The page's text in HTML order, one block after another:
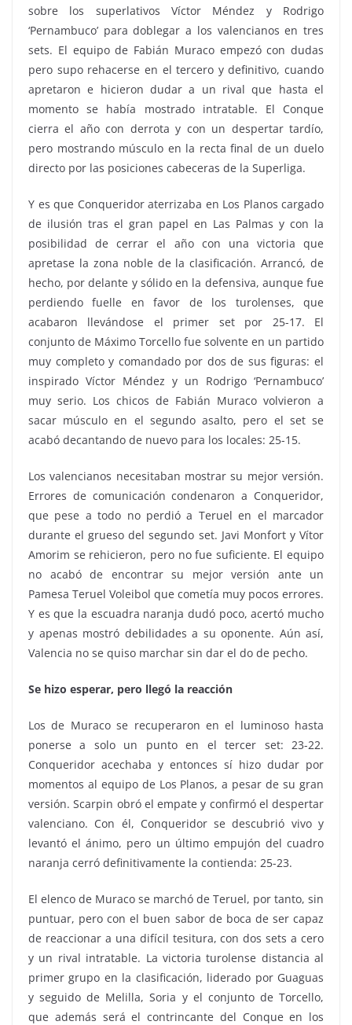
sobre los superlativos Víctor Méndez y Rodrigo
‘Pernambuco’ para doblegar a los valencianos en tres
sets. El equipo de Fabián Muraco empezó con dudas
pero supo rehacerse en el tercero y definitivo, cuando
apretaron e hicieron dudar a un rival que hasta el
momento se había mostrado intratable. El Conque
cierra el año con derrota y con un despertar tardío,
pero mostrando músculo en la recta final de un duelo
directo por las posiciones cabeceras de la Superliga.
Y es que Conqueridor aterrizaba en Los Planos cargado
de ilusión tras el gran papel en Las Palmas y con la
posibilidad de cerrar el año con una victoria que
apretase la zona noble de la clasificación. Arrancó, de
hecho, por delante y sólido en la defensiva, aunque fue
perdiendo fuelle en favor de los turolenses, que
acabaron llevándose el primer set por 25-17. El
conjunto de Máximo Torcello fue solvente en un partido
muy completo y comandado por dos de sus figuras: el
inspirado Víctor Méndez y un Rodrigo ‘Pernambuco’
muy serio. Los chicos de Fabián Muraco volvieron a
sacar músculo en el segundo asalto, pero el set se
acabó decantando de nuevo para los locales: 25-15.
Los valencianos necesitaban mostrar su mejor versión.
Errores de comunicación condenaron a Conqueridor,
que pese a todo no perdió a Teruel en el marcador
durante el grueso del segundo set. Javi Monfort y Vítor
Amorim se rehicieron, pero no fue suficiente. El equipo
no acabó de encontrar su mejor versión ante un
Pamesa Teruel Voleibol que cometía muy pocos errores.
Y es que la escuadra naranja dudó poco, acertó mucho
y apenas mostró debilidades a su oponente. Aún así,
Valencia no se quiso marchar sin dar el do de pecho.
Se hizo esperar, pero llegó la reacción
Los de Muraco se recuperaron en el luminoso hasta
ponerse a solo un punto en el tercer set: 23-22.
Conqueridor acechaba y entonces sí hizo dudar por
momentos al equipo de Los Planos, a pesar de su gran
versión. Scarpin obró el empate y confirmó el despertar
valenciano. Con él, Conqueridor se descubrió vivo y
levantó el ánimo, pero un último empujón del cuadro
naranja cerró definitivamente la contienda: 25-23.
El elenco de Muraco se marchó de Teruel, por tanto, sin
puntuar, pero con el buen sabor de boca de ser capaz
de reaccionar a una difícil tesitura, con dos sets a cero
y un rival intratable. La victoria turolense distancia al
primer grupo en la clasificación, liderado por Guaguas
y seguido de Melilla, Soria y el conjunto de Torcello,
que además será el contrincante del Conque en los